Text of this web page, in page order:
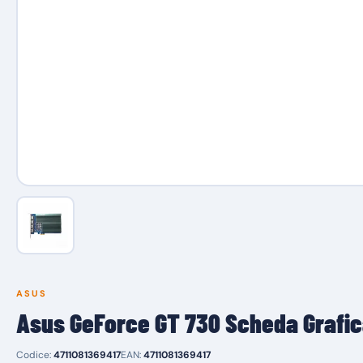
ASUS
Asus GeForce GT 730 Scheda
Codice:4711081369417EAN:4711081369417